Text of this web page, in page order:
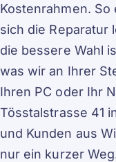
Kostenrahmen. So
sich die Reparatur
die bessere Wahl
was wir an Ihrer
Ihren PC oder Ihr
Tösstalstrasse 41
und Kunden aus
nur ein kurzer